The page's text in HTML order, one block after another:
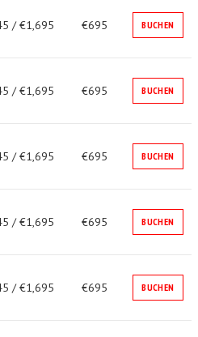
/ €1,695 €695 BUCHEN
/ €1,695 €695 BUCHEN
/ €1,695 €695 BUCHEN
/ €1,695 €695 BUCHEN
/ €1,695 €695 BUCHEN